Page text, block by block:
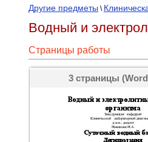
Другие предметы \
Водный и
Страницы работы
3 страницы